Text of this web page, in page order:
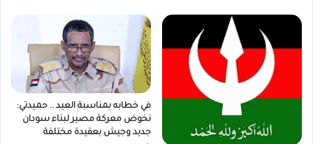
في خطابه بمناسبة العيد .. حميدتي:
نخوض معركة مصير لبناء سودان
جديد وجيش بعقيدة مختلفة